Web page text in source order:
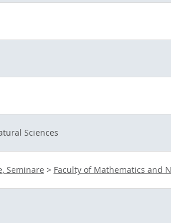
Sciences
Seminare > Faculty of Mathematics and